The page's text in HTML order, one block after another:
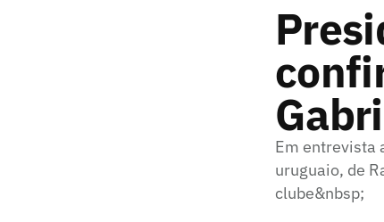
Em entrevista
uruguaio, de
clube&nbsp;